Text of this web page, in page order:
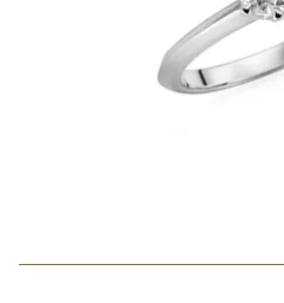
ROLEX CERTIFIED PRE-